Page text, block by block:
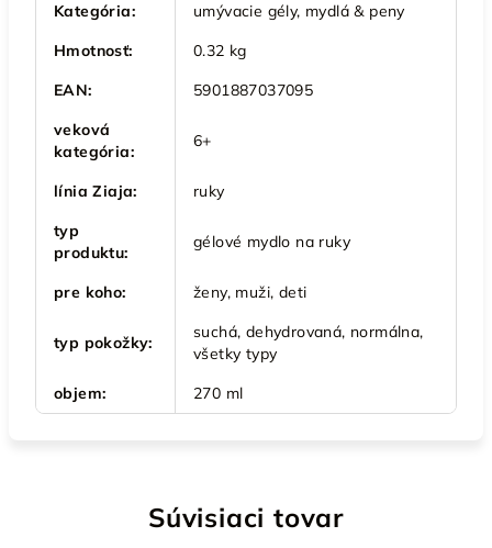
Kategória:
umývacie gély, mydlá & peny
Hmotnosť:
0.32 kg
EAN:
5901887037095
veková
kategória:
6+
línia Ziaja:
ruky
typ
produktu:
gélové mydlo na ruky
pre koho: ženy, muži, deti
typ pokožky:
suchá, dehydrovaná, normálna,
všetky typy
objem: 270 ml
Súvisiaci tovar